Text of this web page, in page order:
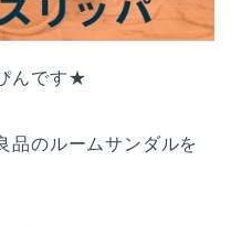
んです★
品のルームサンダルを